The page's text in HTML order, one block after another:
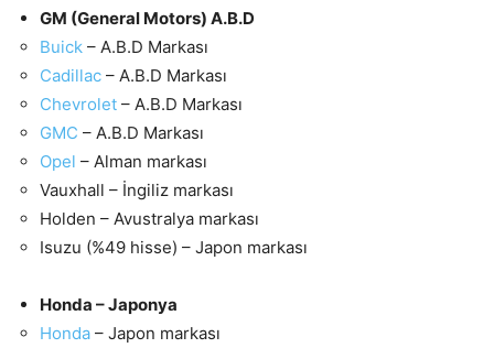
GM (General Motors) A.B.D
Buick – A.B.D Markası
Cadillac – A.B.D Markası
Chevrolet – A.B.D Markası
GMC – A.B.D Markası
Opel – Alman markası
Vauxhall – İngiliz markası
Holden – Avustralya markası
Isuzu (%49 hisse) – Japon markası
Honda – Japonya
Honda – Japon markası